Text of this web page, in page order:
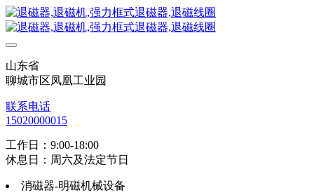
山东省
聊城市区凤凰工业园
联系电话
15020000015
工作日：9:00-18:00
休息日：周六及法定节日
消磁器-明磁机械设备